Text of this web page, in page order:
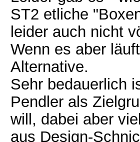
ST2 etliche
leider auch nicht
Wenn es aber
Alternative.
Sehr bedauerlich
Pendler als
will, dabei aber
aus Design-